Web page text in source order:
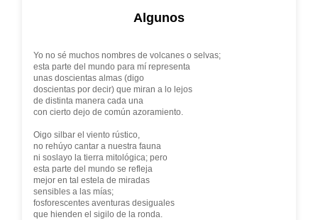
Algunos
Yo no sé muchos nombres de volcanes o selvas;
esta parte del mundo para mí representa
unas doscientas almas (digo
doscientas por decir) que miran a lo lejos
de distinta manera cada una
con cierto dejo de común azoramiento.
Oigo silbar el viento rústico,
no rehúyo cantar a nuestra fauna
ni soslayo la tierra mitológica; pero
esta parte del mundo se refleja
mejor en tal estela de miradas
sensibles a las mías;
fosforescentes aventuras desiguales
que hienden el sigilo de la ronda.